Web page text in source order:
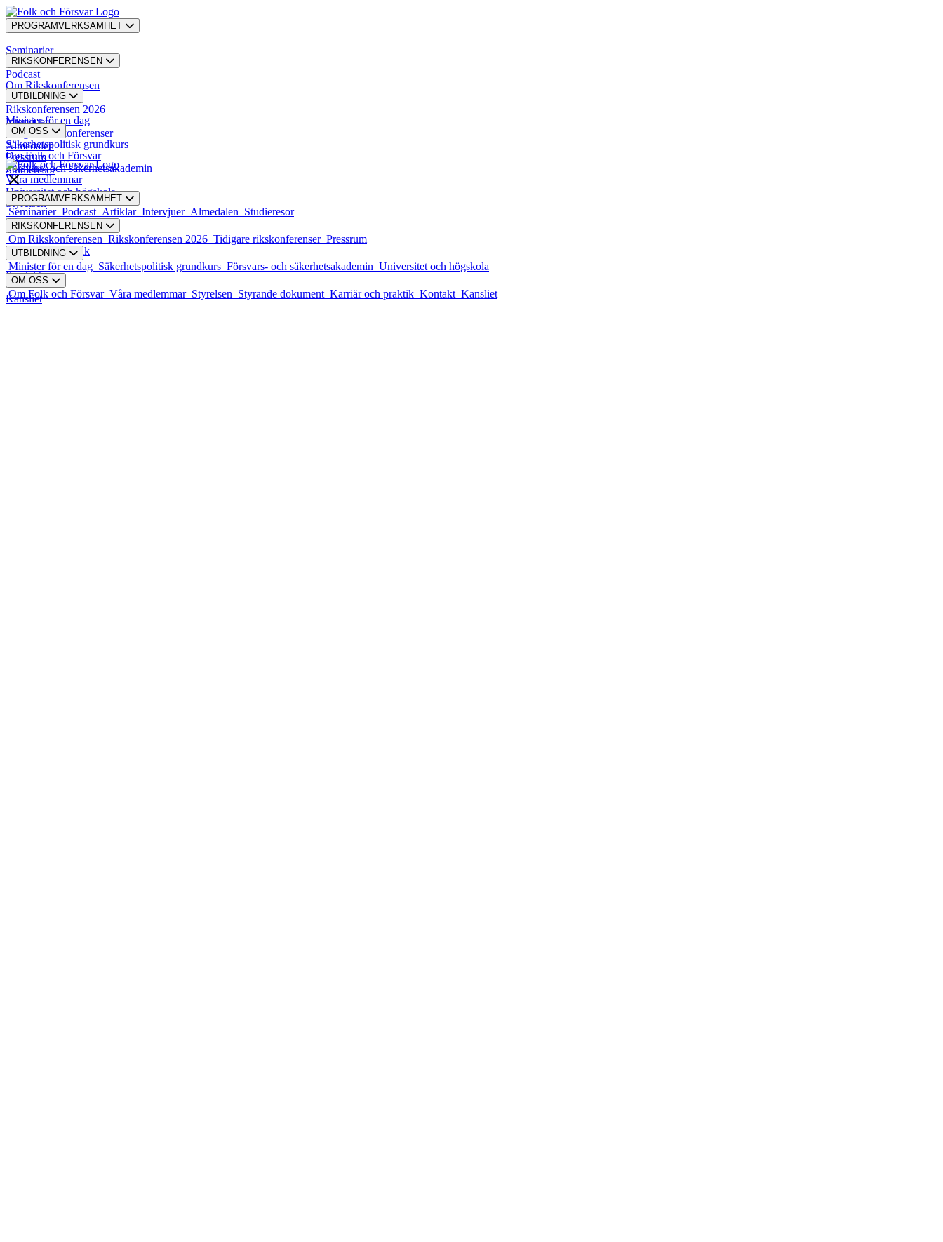
PROGRAMVERKSAMHET
Seminarier
Podcast
Artiklar
Intervjuer
Almedalen
Studieresor
RIKSKONFERENSEN
Om Rikskonferensen
Rikskonferensen 2026
Tidigare rikskonferenser
Pressrum
UTBILDNING
Minister för en dag
Säkerhetspolitisk grundkurs
Försvars- och säkerhetsakademin
Universitet och högskola
OM OSS
Om Folk och Försvar
Våra medlemmar
Styrelsen
Styrande dokument
Karriär och praktik
Kontakt
Kansliet
PROGRAMVERKSAMHET
Seminarier Podcast Artiklar Intervjuer Almedalen Studieresor
RIKSKONFERENSEN
Om Rikskonferensen Rikskonferensen 2026 Tidigare rikskonferenser Pressrum
UTBILDNING
Minister för en dag Säkerhetspolitisk grundkurs Försvars- och säkerhetsakademin Universitet och högskola
OM OSS
Om Folk och Försvar Våra medlemmar Styrelsen Styrande dokument Karriär och praktik Kontakt Kansliet